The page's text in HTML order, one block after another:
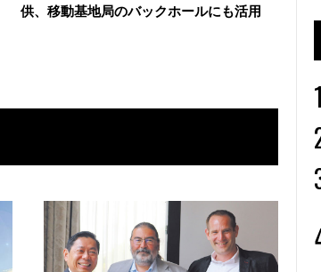
供、移動基地局のバックホールにも活用